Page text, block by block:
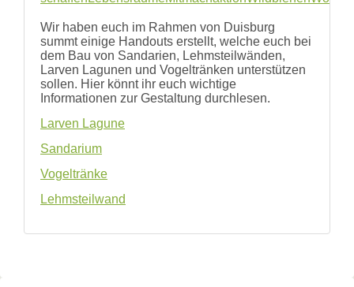
Literatur
Bienenfreundlich
Gärtnern
Allgemein
Wir haben euch im Rahmen von Duisburg
summt einige Handouts erstellt, welche euch bei
dem Bau von Sandarien, Lehmsteilwänden,
Larven Lagunen und Vogeltränken unterstützen
sollen. Hier könnt ihr euch wichtige
Informationen zur Gestaltung durchlesen.
Larven Lagune
Sandarium
Vogeltränke
Lehmsteilwand